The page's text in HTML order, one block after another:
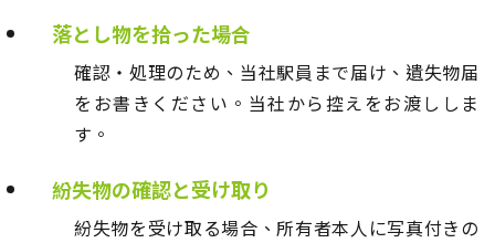
落とし物を拾った場合
確認・処理のため、当社駅員まで届け、遺失物届
をお書きください。当社から控えをお渡ししま
す。
紛失物の確認と受け取り
紛失物を受け取る場合、所有者本人に写真付きの